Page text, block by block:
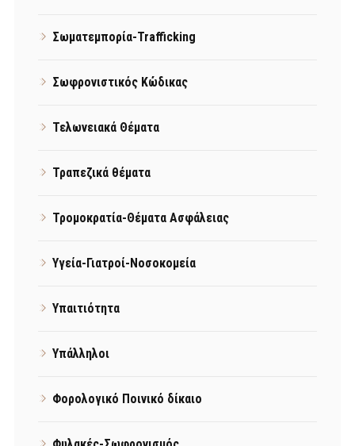
Σωματεμπορία-Trafficking
Σωφρονιστικός Κώδικας
Τελωνειακά Θέματα
Τραπεζικά θέματα
Τρομοκρατία-Θέματα Ασφάλειας
Υγεία-Γιατροί-Νοσοκομεία
Υπαιτιότητα
Υπάλληλοι
Φορολογικό Ποινικό δίκαιο